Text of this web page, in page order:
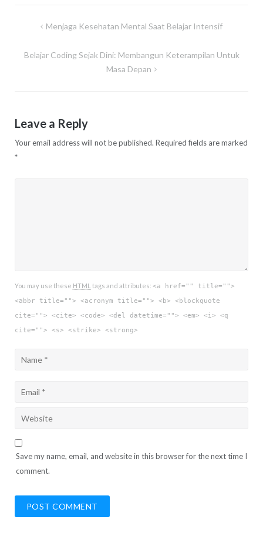
Post Menjaga Kesehatan Mental Saat Belajar Intensif
Belajar Coding Sejak Dini: Membangun Keterampilan Untuk
Masa Depan
Leave a Reply
Your email address will not be published. Required fields are marked
*
You may use these HTML tags and attributes: <a href="" title="">
<abbr title=""> <acronym title=""> <b> <blockquote
cite=""> <cite> <code> <del datetime=""> <em> <i> <q
cite=""> <s> <strike> <strong>
Save my name, email, and website in this browser for the next time I
comment.